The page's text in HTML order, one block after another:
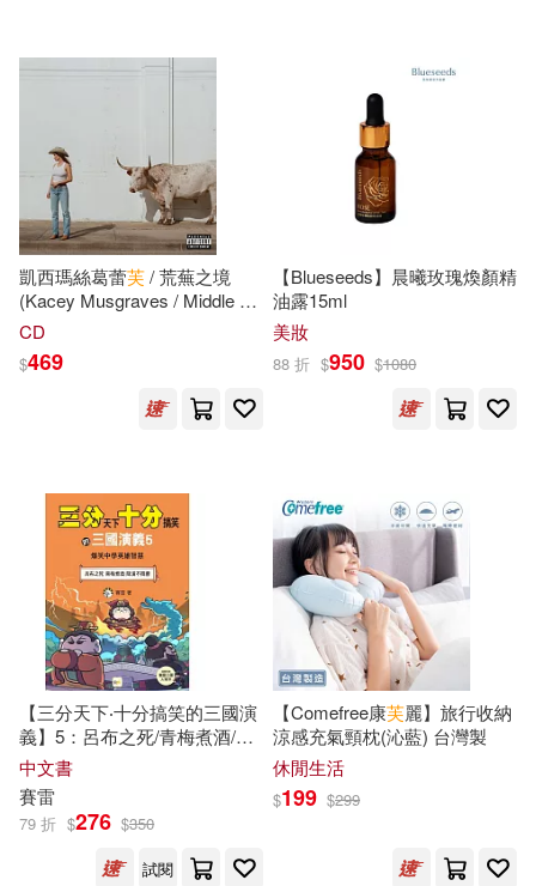
本書編委會編(54)
漢語大字典編纂處(54)
（漢）張仲景(54)
馬亞敏(51)
大愛中西醫群(50)
中國地圖出版社(49)
（美）歐內斯特·海明威(49)
王力(48) 井上堅二(46)
漢學研究編輯委員會(46)
廣西師範大學出版社(453)
上海辭書出版社(451)
人民郵電出版社(443)
高等教育出版社(437)
上海外語教育出版社(404)
武漢大學出版社(404)
外文出版社(402)
清華大學出版社(402)
人民出版社(390)
現在可購買商品(27617)
作者/演唱/譯/編/繪(8)
範圍
凱西瑪絲葛蕾芙/ 荒蕪之境
(Kacey Musgraves / Middle of
Nowhere)
CD
$469
【Blueseeds】晨曦玫瑰煥顏精
油露15ml
美妝
88 折 $950 $1080
【三分天下‧十分搞笑的三國演
義】5：呂布之死/青梅煮酒/降
漢不降曹──爆笑中學英雄智慧
﹝中高年級歷史圖文讀本﹞
中文書
賽雷
79 折 $276 $350
試閱
【Comefree康芙麗】旅行收納
涼感充氣頸枕(沁藍) 台灣製
休閒生活
$199 $299